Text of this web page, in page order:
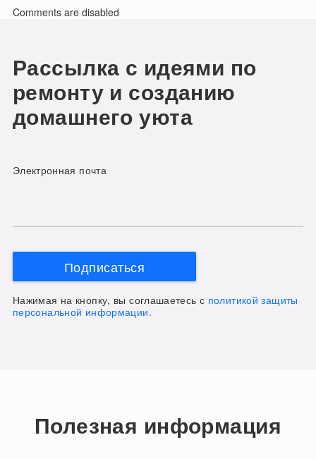
Comments are disabled
Рассылка с идеями по
ремонту и созданию
домашнего уюта
Электронная почта
Подписаться
Нажимая на кнопку, вы соглашаетесь с политикой защиты
персональной информации.
Полезная информация